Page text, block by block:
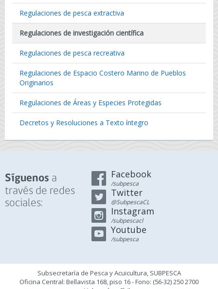
Regulaciones de pesca extractiva
Regulaciones de investigación científica
Regulaciones de pesca recreativa
Regulaciones de Espacio Costero Marino de Pueblos
Originarios
Regulaciones de Áreas y Especies Protegidas
Decretos y Resoluciones a Texto íntegro
Síguenos a
través de redes
sociales:
Facebook
/subpesca
Twitter
@SubpescaCL
Instagram
/subpescacl
Youtube
/subpesca
Subsecretaría de Pesca y Acuicultura, SUBPESCA
Oficina Central: Bellavista 168, piso 16 - Fono: (56-32) 250 2700